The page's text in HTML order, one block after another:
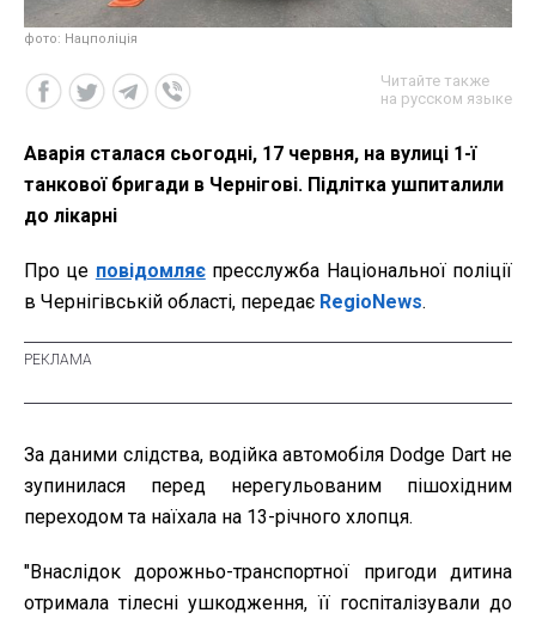
фото: Нацполіція
Читайте также
на русском языке
Аварія сталася сьогодні, 17 червня, на вулиці 1-ї
танкової бригади в Чернігові. Підлітка ушпиталили
до лікарні
Про це повідомляєпресслужба Національної поліції
в Чернігівській області, передає RegioNews.
За даними слідства, водійка автомобіля Dodge Dart не
зупинилася перед нерегульованим пішохідним
переходом та наїхала на 13-річного хлопця.
"Внаслідок дорожньо-транспортної пригоди дитина
отримала тілесні ушкодження, її госпіталізували до